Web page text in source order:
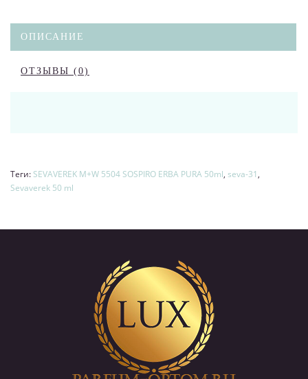
ОПИСАНИЕ
ОТЗЫВЫ (0)
Теги: SEVAVEREK M+W 5504 SOSPIRO ERBA PURA 50ml, seva-31 ,
Sevaverek 50 ml